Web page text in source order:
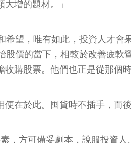
大增的題材。」
希望，唯有如此，投資人才
股價的當下，相較於改善疲
購股票。他們也正是從那個
在於此。囤貨時不插手，而
，方可備妥劇本，說服投資